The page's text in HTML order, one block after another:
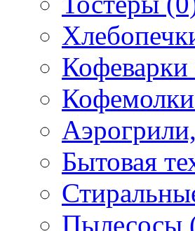
Бытовая
Пылесосы